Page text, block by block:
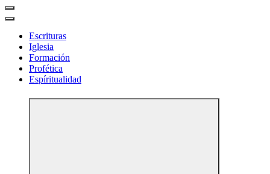
Escrituras
Iglesia
Formación
Profética
Espíritualidad